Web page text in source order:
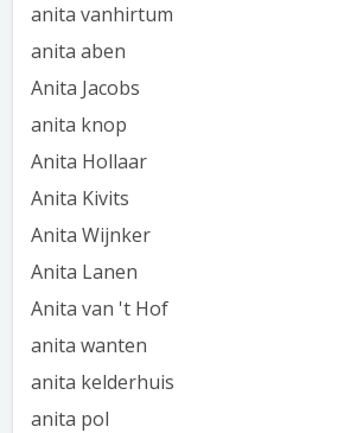
anita vanhirtum
anita aben
Anita Jacobs
anita knop
Anita Hollaar
Anita Kivits
Anita Wijnker
Anita Lanen
Anita van 't Hof
anita wanten
anita kelderhuis
anita pol